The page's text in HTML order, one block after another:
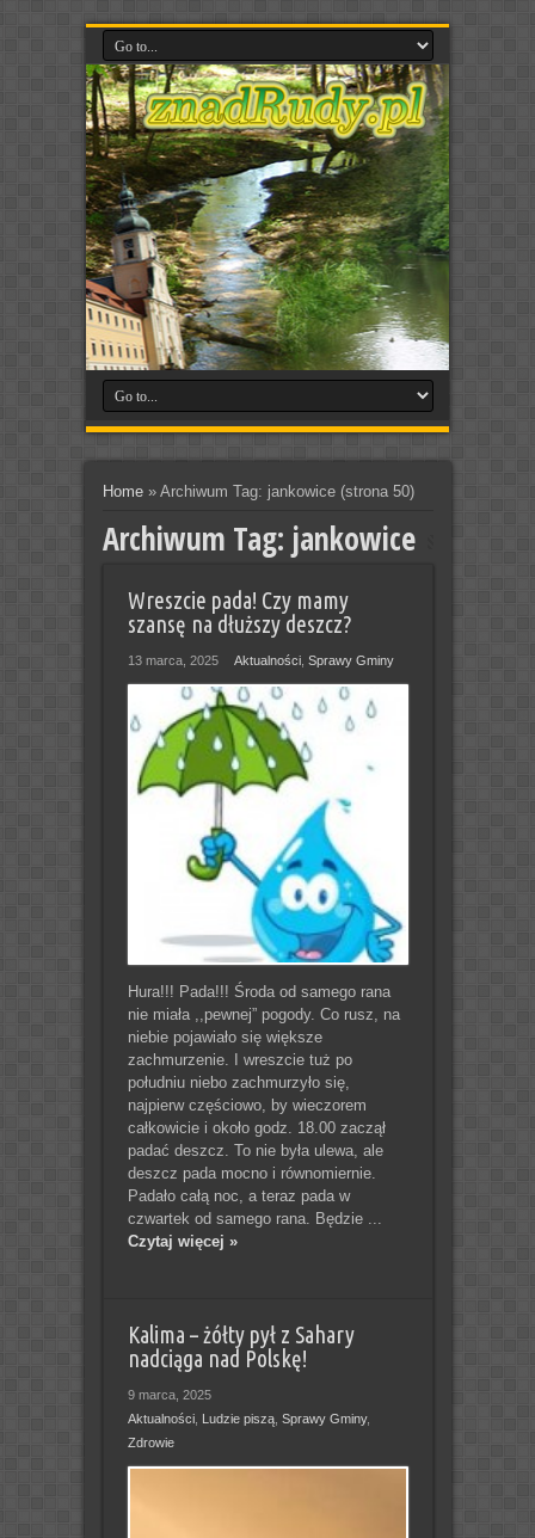
Home» Archiwum Tag: jankowice(strona 50)
Archiwum Tag: jankowice
Wreszcie pada! Czy mamy
szansę na dłuższy deszcz?
13 marca, 2025 Aktualności, Sprawy Gminy
Hura!!! Pada!!! Środa od samego rana
nie miała ,,pewnej” pogody. Co rusz, na
niebie pojawiało się większe
zachmurzenie. I wreszcie tuż po
południu niebo zachmurzyło się,
najpierw częściowo, by wieczorem
całkowicie i około godz. 18.00 zaczął
padać deszcz. To nie była ulewa, ale
deszcz pada mocno i równomiernie.
Padało całą noc, a teraz pada w
czwartek od samego rana. Będzie ...
Czytaj więcej »
Kalima – żółty pył z Sahary
nadciąga nad Polskę!
9 marca, 2025
Aktualności, Ludzie piszą, Sprawy Gminy,
Zdrowie